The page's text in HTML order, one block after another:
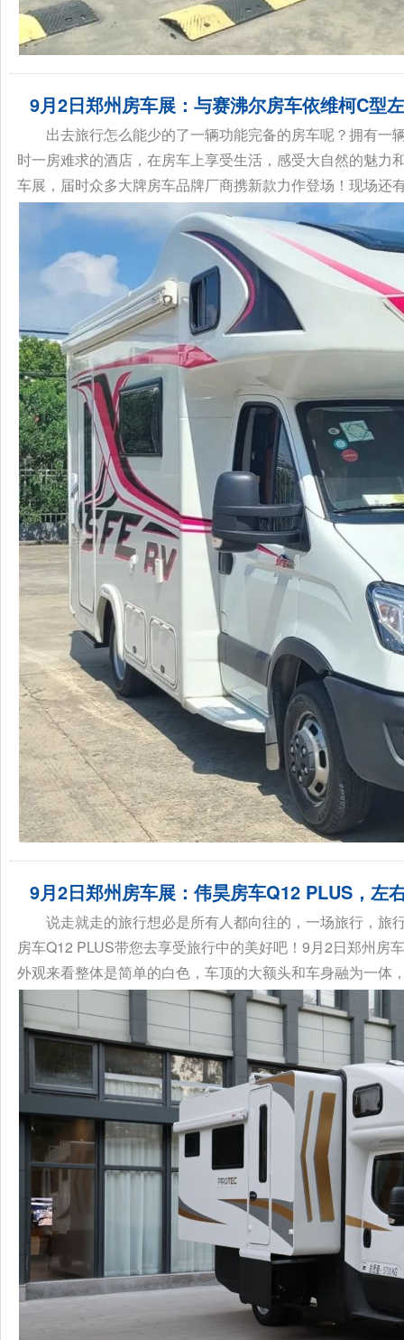
9月2日郑州房车展：与赛沸尔房车依维柯C型
出去旅行怎么能少的了一辆功能完备的房车呢？拥有
时一房难求的酒店，在房车上享受生活，感受大自然的魅
车展，届时众多大牌房车品牌厂商携新款力作登场！现场还
9月2日郑州房车展：伟昊房车Q12 PLUS，左
说走就走的旅行想必是所有人都向往的，一场旅行，
房车Q12 PLUS带您去享受旅行中的美好吧！9月2日郑州房
外观来看整体是简单的白色，车顶的大额头和车身融为一体